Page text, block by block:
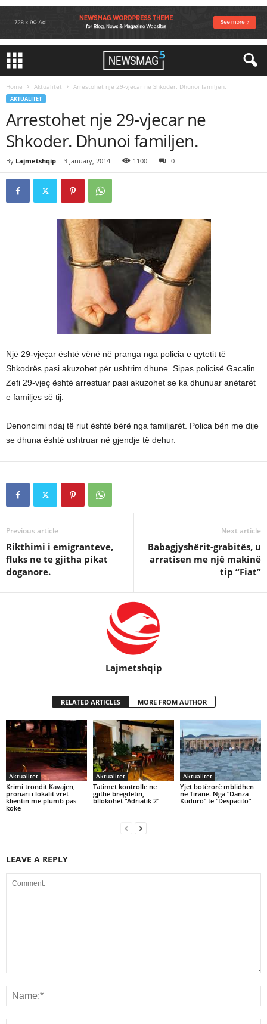
Home Aktualitet Arrestohet nje 29-vjecar ne Shkoder. Dhunoi familjen.
AKTUALITET
Arrestohet nje 29-vjecar ne
Shkoder. Dhunoi familjen.
By Lajmetshqip - 3 January, 2014 1100 0
Një 29-vjeçar është vënë në pranga nga policia e qytetit të
Shkodrës pasi akuzohet për ushtrim dhune. Sipas policisë Gacalin
Zefi 29-vjeç është arrestuar pasi akuzohet se ka dhunuar anëtarët
e familjes së tij.
Denoncimi ndaj të riut është bërë nga familjarët. Polica bën me dije
se dhuna është ushtruar në gjendje të dehur.
Previous article
Rikthimi i emigranteve,
fluks ne te gjitha pikat
doganore.
Next article
Babagjyshërit-grabitës, u
arratisen me një makinë
tip “Fiat”
Lajmetshqip
RELATED ARTICLES MORE FROM AUTHOR
Aktualitet
Krimi trondit Kavajen,
pronari i lokalit vret
klientin me plumb pas
koke
Aktualitet
Tatimet kontrolle ne
gjithe bregdetin,
bllokohet “Adriatik 2”
Aktualitet
Yjet botërorë mblidhen
në Tiranë. Nga “Danza
Kuduro” te “Despacito”
LEAVE A REPLY